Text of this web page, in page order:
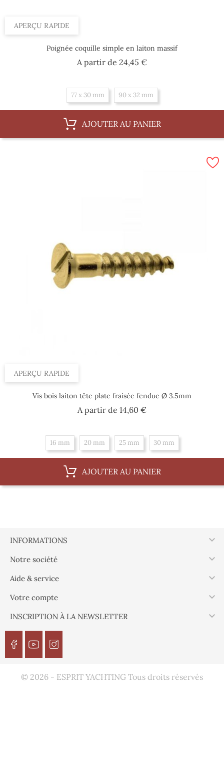
APERÇU RAPIDE
Poignée coquille simple en laiton massif
A partir de 24,45 €Prix
77 x 30 mm 90 x 32 mm
AJOUTER AU PANIER
APERÇU RAPIDE
Vis bois laiton tête plate fraisée fendue Ø 3.5mm
A partir de 14,60 €Prix
16 mm 20 mm 25 mm 30 mm
AJOUTER AU PANIER
INFORMATIONS 
Notre société 
Aide & service 
Votre compte 
INSCRIPTION À LA NEWSLETTER 
© 2026 - ESPRIT YACHTING Tous droits réservés